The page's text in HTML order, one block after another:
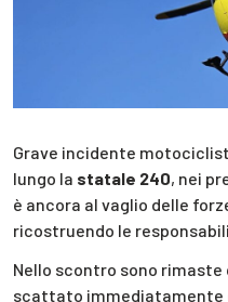
Grave incidente
lungo la statale 240, nei
è ancora al vaglio delle
ricostruendo le
Nello scontro sono
scattato immediatamente